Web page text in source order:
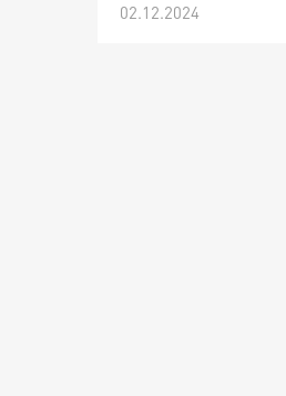
02.12.2024